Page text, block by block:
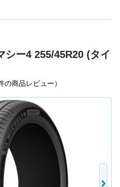
シー4 255/45R20 (タイ
の商品レビュー）